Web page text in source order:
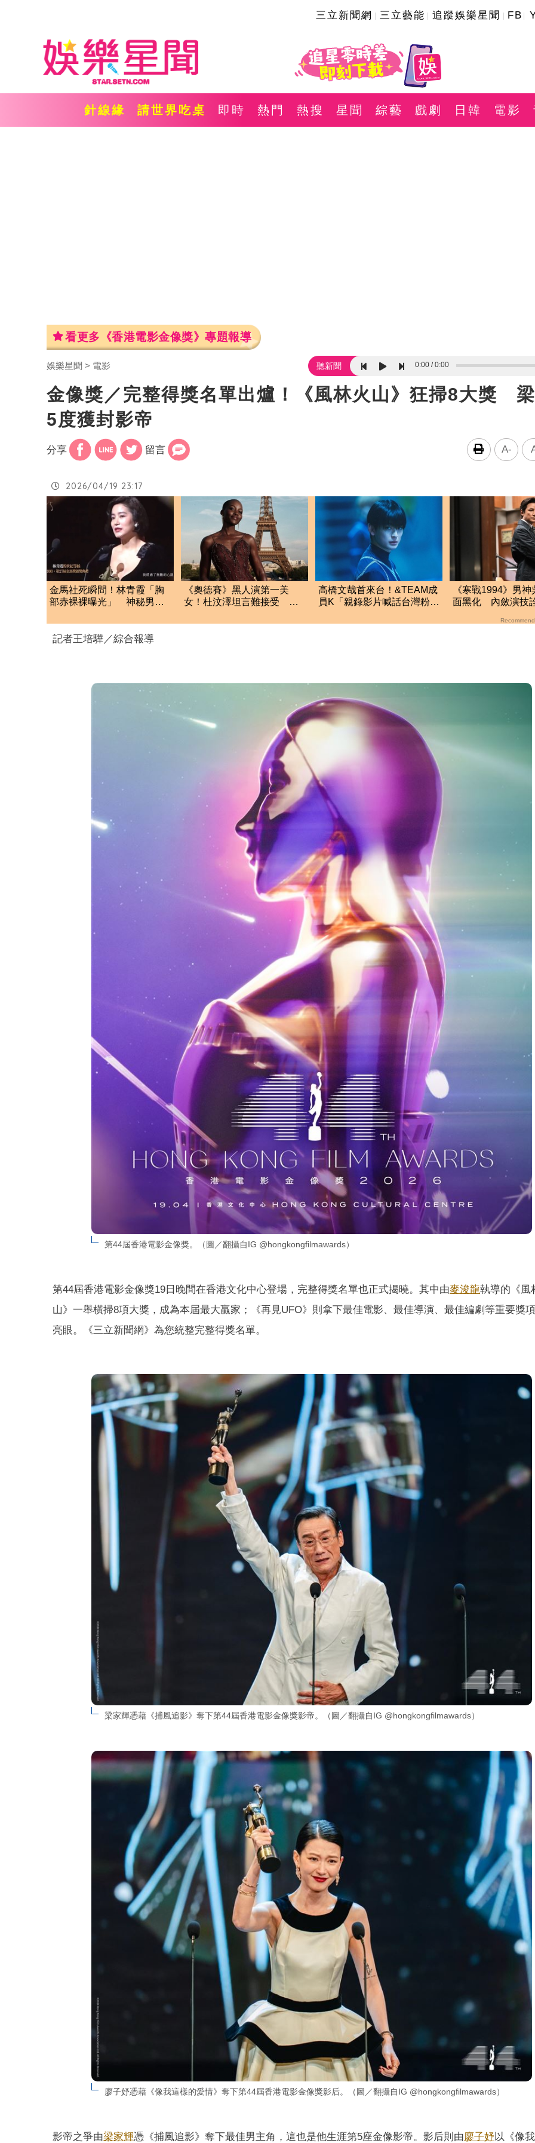
三立新聞網 三立藝能 追蹤娛樂星聞 FB
針線緣 請世界吃桌 即時 熱門 熱搜 星聞 綜藝 戲劇 日韓 電影
看更多《香港電影金像獎》專題報導
娛樂星聞 電影 聽新聞 0:00 0:00
金像獎／完整得獎名單出爐！《風林火山》狂掃8大獎
5度獲封影帝
分享 留言 A-
2026/04/19 23:17
金馬社死瞬間！林青霞「胸
部赤裸裸曝光」 神秘男親
《奧德賽》黑人演第一美
女！杜汶澤坦言難接受 看
高橋文哉首來台！&TEAM成
員K「親錄影片喊話台灣粉
《寒戰1994》男
面黑化 內斂演技
記者王培驊／綜合報導
第44屆香港電影金像獎。（圖／翻攝自IG @hongkongfilmawards）
第44屆香港電影金像獎19日晚間在香港文化中心登場，完整得獎名單也正式揭曉。其中由麥浚龍執導的《風
山》一舉橫掃8項大獎，成為本屆最大贏家；《再見UFO》則拿下最佳電影、最佳導演、最佳編劇等重要獎
亮眼。《三立新聞網》為您統整完整得獎名單。
梁家輝憑藉《捕風追影》奪下第44屆香港電影金像獎影帝。（圖／翻攝自IG @hongkongfilmawards）
廖子妤憑藉《像我這樣的愛情》奪下第44屆香港電影金像獎影后。（圖／翻攝自IG @hongkongfilmawards）
影帝之爭由梁家輝憑《捕風追影》奪下最佳男主角，這也是他生涯第5座金像影帝。影后則由廖子妤以《像